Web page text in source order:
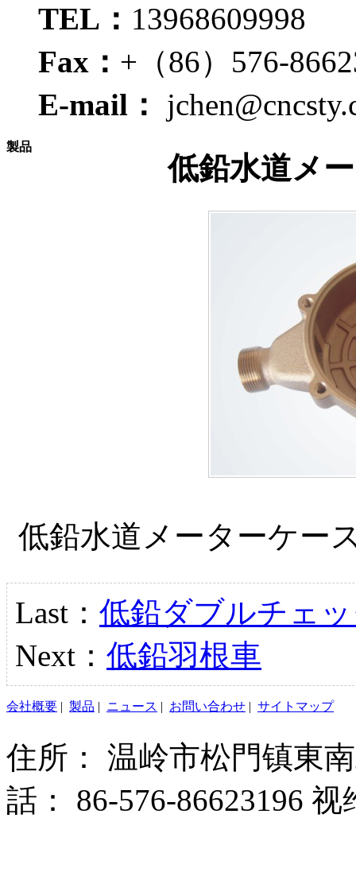
TEL： 13968609998
Fax： +（86）576-
E-mail：
製品
低鉛水道メ
低鉛水道メーターケー
Last： 低鉛ダブルチェ
Next： 低鉛羽根車
会社概要 | 製品 | ニュース | お問い合わせ | サイトマップ
住所： 温岭市松門镇東
話： 86-576-86623196